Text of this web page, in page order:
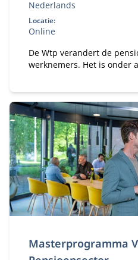
Nederlands
Locatie:
Online
De Wtp verandert de
werknemers. Het is onder
de benodigde kennis
Masterprogramma